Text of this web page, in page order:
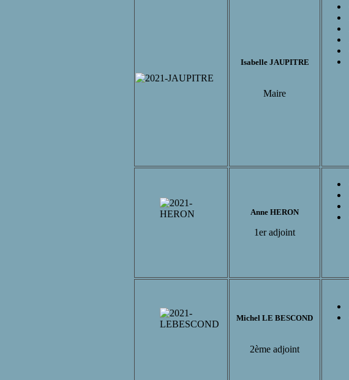
Isabelle JAUPITRE
Maire
Anne HERON
1er adjoint
Michel LE BESCOND
2ème adjoint